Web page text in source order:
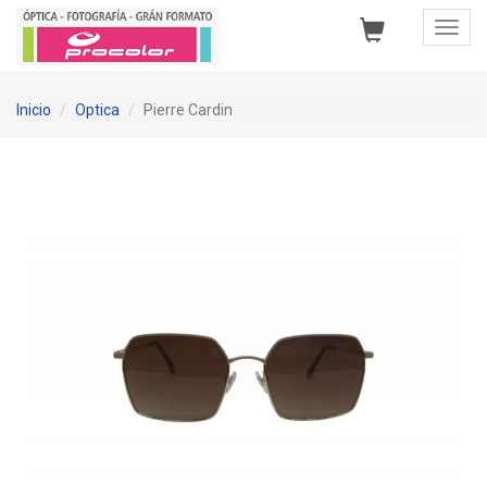
Inicio Optica Pierre Cardin